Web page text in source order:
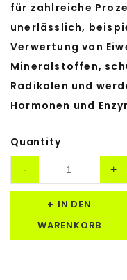
für zahlreiche
unerlässlich,
Verwertung von
Mineralstoffen,
Radikalen und
Hormonen und
Quantity
IN DEN
WARENKORB